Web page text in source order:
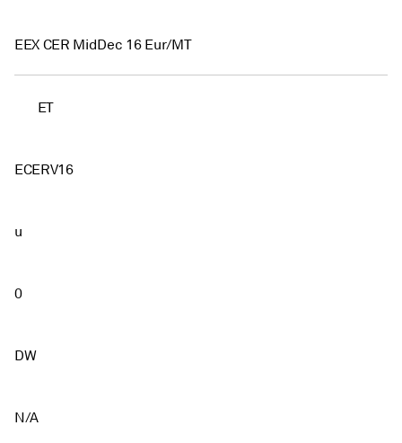
EEX CER MidDec 16 Eur/MT
ET
ECERV16
u
0
DW
N/A